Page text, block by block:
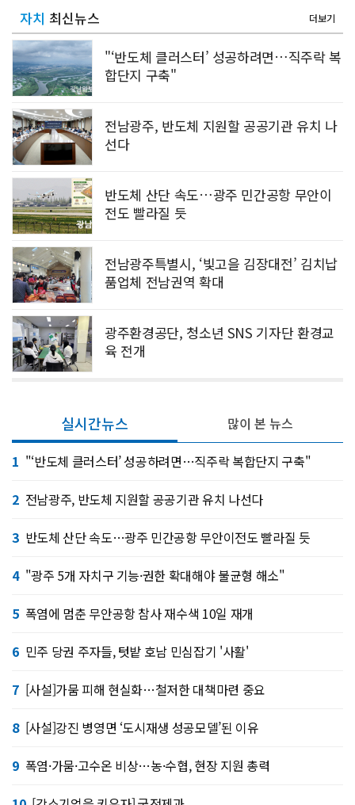
자치 최신뉴스 더보기
"‘반도체 클러스터’ 성공하려면…직주락 복
합단지 구축"
전남광주, 반도체 지원할 공공기관 유치 나
선다
반도체 산단 속도…광주 민간공항 무안이
전도 빨라질 듯
전남광주특별시, ‘빛고을 김장대전’ 김치납
품업체 전남권역 확대
광주환경공단, 청소년 SNS 기자단 환경교
육 전개
실시간뉴스
1 "‘반도체 클러스터’ 성공하려면…직주락 복합단지 구축"
2 전남광주, 반도체 지원할 공공기관 유치 나선다
3 반도체 산단 속도…광주 민간공항 무안이전도 빨라질 듯
4 "광주 5개 자치구 기능·권한 확대해야 불균형 해소"
5 폭염에 멈춘 무안공항 참사 재수색 10일 재개
6 민주 당권 주자들, 텃밭 호남 민심잡기 '사활'
7 [사설]가뭄 피해 현실화…철저한 대책마련 중요
8 [사설]강진 병영면 ‘도시재생 성공모델’된 이유
9 폭염·가뭄·고수온 비상…농·수협, 현장 지원 총력
많이 본 뉴스